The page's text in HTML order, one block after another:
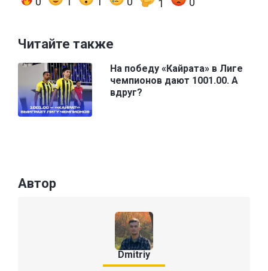
1
Читайте также
На победу «Кайрата» в Лиге
чемпионов дают 1001.00. А
вдруг?
Автор
Dmitriy